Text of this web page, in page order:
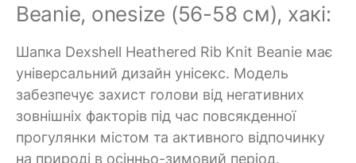
Beanie, onesize (56-58 см), хакі:
Шапка Dexshell Heathered Rib Knit Beanie має
універсальний дизайн унісекс. Модель
забезпечує захист голови від негативних
зовнішніх факторів під час повсякденної
прогулянки містом та активного відпочинку
на природі в осінньо-зимовий період.